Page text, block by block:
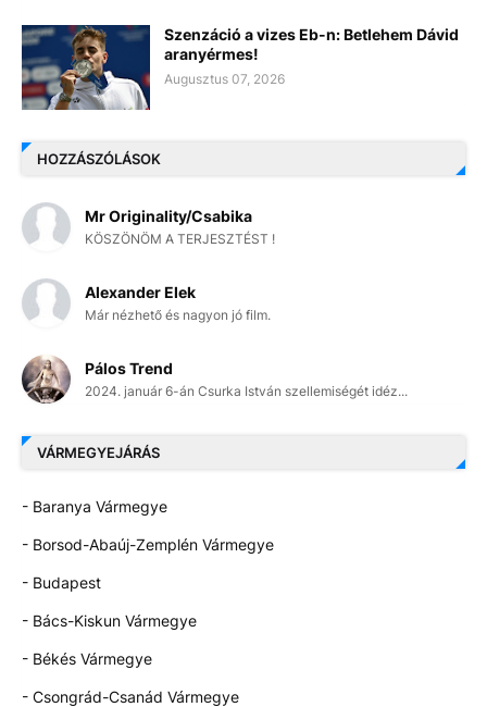
Szenzáció a vizes Eb-n: Betlehem Dávid
aranyérmes!
Augusztus 07, 2026
HOZZÁSZÓLÁSOK
Mr Originality/Csabika
KÖSZÖNÖM A TERJESZTÉST !
Alexander Elek
Már nézhető és nagyon jó film.
Pálos Trend
2024. január 6-án Csurka István szellemiségét idéz...
VÁRMEGYEJÁRÁS
- Baranya Vármegye
- Borsod-Abaúj-Zemplén Vármegye
- Budapest
- Bács-Kiskun Vármegye
- Békés Vármegye
- Csongrád-Csanád Vármegye